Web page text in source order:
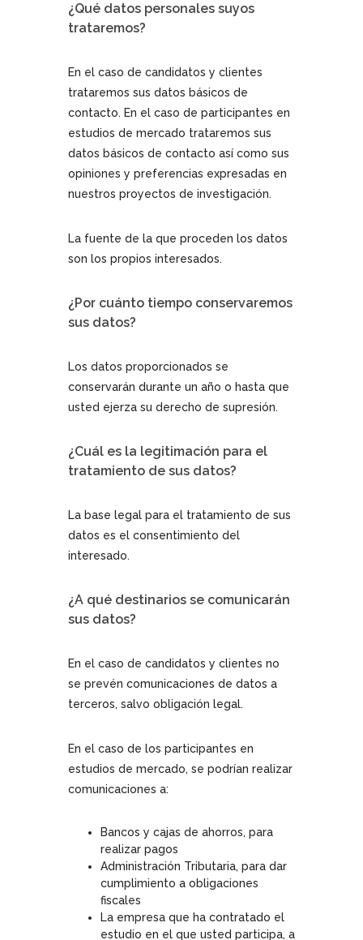
¿Qué datos personales suyos
trataremos?
En el caso de candidatos y clientes
trataremos sus datos básicos de
contacto. En el caso de participantes en
estudios de mercado trataremos sus
datos básicos de contacto así como sus
opiniones y preferencias expresadas en
nuestros proyectos de investigación.
La fuente de la que proceden los datos
son los propios interesados.
¿Por cuánto tiempo conservaremos
sus datos?
Los datos proporcionados se
conservarán durante un año o hasta que
usted ejerza su derecho de supresión.
¿Cuál es la legitimación para el
tratamiento de sus datos?
La base legal para el tratamiento de sus
datos es el consentimiento del
interesado.
¿A qué destinarios se comunicarán
sus datos?
En el caso de candidatos y clientes no
se prevén comunicaciones de datos a
terceros, salvo obligación legal.
En el caso de los participantes en
estudios de mercado, se podrían realizar
comunicaciones a:
Bancos y cajas de ahorros, para
realizar pagos
Administración Tributaria, para dar
cumplimiento a obligaciones
fiscales
La empresa que ha contratado el
estudio en el que usted participa, a